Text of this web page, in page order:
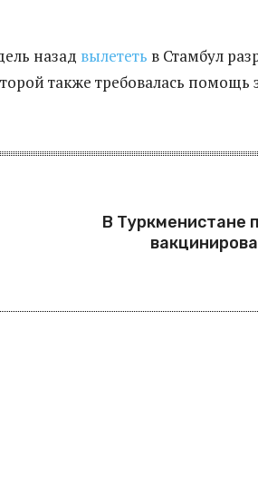
назад вылететь в Стамбул
также требовалась помощь
В Туркменистане